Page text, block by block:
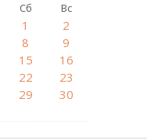
Сб Вс
1
2
8
9
15
16
22
23
29
30